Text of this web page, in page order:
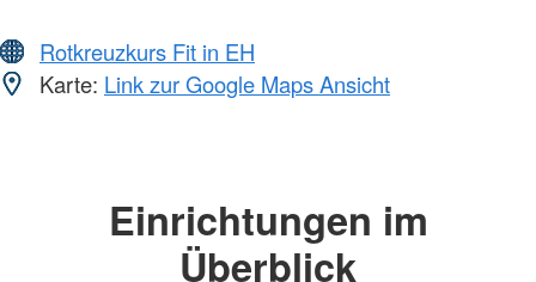
Rotkreuzkurs Fit in EH
Karte: Link zur Google Maps Ansicht
Einrichtungen im
Überblick